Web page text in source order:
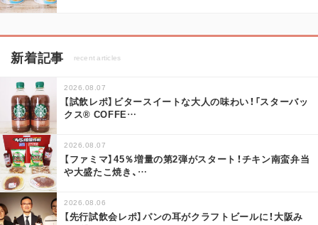
新着記事 recent articles
2026.08.07
【試飲レポ】ビタースイートな大人の味わい！「スターバッ
クス® COFFE…
2026.08.07
【ファミマ】45％増量の第2弾がスタート！チキン南蛮弁当
や大盛たこ焼き、 …
2026.08.06
【先行試飲会レポ】パンの耳がクラフトビールに！大阪み